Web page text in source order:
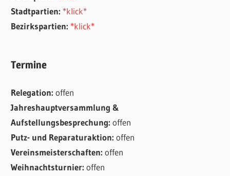
Stadtpartien: *klick*
Bezirkspartien: *klick*
Termine
Relegation:offen
Jahreshauptversammlung &
Aufstellungsbesprechung:offen
Putz- und Reparaturaktion:offen
Vereinsmeisterschaften:offen
Weihnachtsturnier:offen